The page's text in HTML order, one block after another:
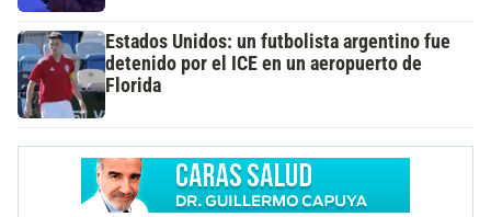
Estados Unidos: un futbolista argentino fue
detenido por el ICE en un aeropuerto de
Florida